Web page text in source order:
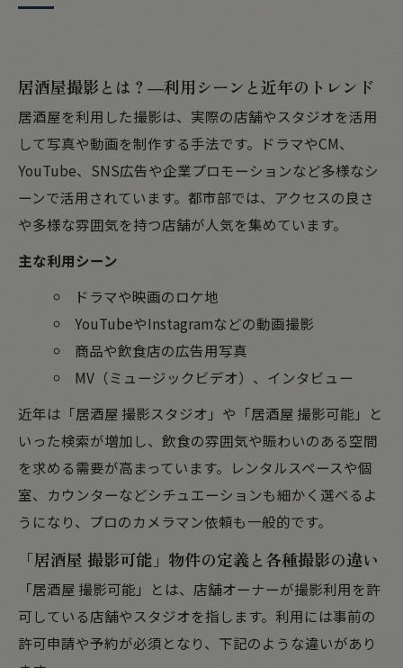
居酒屋撮影とは？―利用シーンと近年のトレンド
居酒屋を利用した撮影は、実際の店舗やスタジオを活用
して写真や動画を制作する手法です。ドラマやCM、
YouTube、SNS広告や企業プロモーションなど多様なシ
ーンで活用されています。都市部では、アクセスの良さ
や多様な雰囲気を持つ店舗が人気を集めています。
主な利用シーン
ドラマや映画のロケ地
YouTubeやInstagramなどの動画撮影
商品や飲食店の広告用写真
MV（ミュージックビデオ）、インタビュー
近年は「居酒屋 撮影スタジオ」や「居酒屋 撮影可能」と
いった検索が増加し、飲食の雰囲気や賑わいのある空間
を求める需要が高まっています。レンタルスペースや個
室、カウンターなどシチュエーションも細かく選べるよ
うになり、プロのカメラマン依頼も一般的です。
「居酒屋 撮影可能」物件の定義と各種撮影の違い
「居酒屋 撮影可能」とは、店舗オーナーが撮影利用を許
可している店舗やスタジオを指します。利用には事前の
許可申請や予約が必須となり、下記のような違いがあり